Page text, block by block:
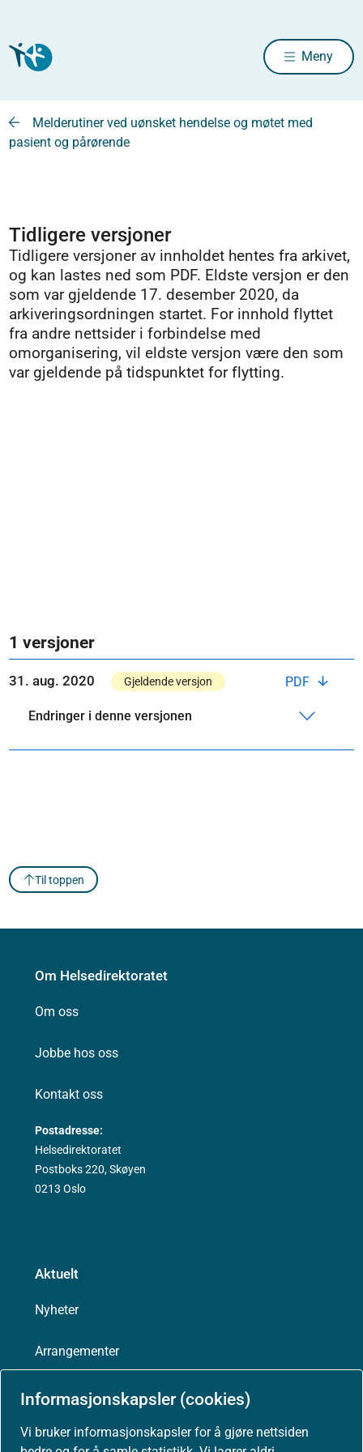
Informasjonskapsler (cookies)
Vi bruker informasjonskapsler for å gjøre nettsiden
Meny
Melderutiner ved uønsket hendelse og møtet med
pasient og pårørende
Tidligere versjoner
Tidligere versjoner av innholdet hentes fra arkivet,
og kan lastes ned som PDF. Eldste versjon er den
som var gjeldende 17. desember 2020, da
arkiveringsordningen startet. For innhold flyttet
fra andre nettsider i forbindelse med
omorganisering, vil eldste versjon være den som
var gjeldende på tidspunktet for flytting.
1 versjoner
PDF
31. aug. 2020 Gjeldende versjon
Endringer i denne versjonen
Til toppen
Om Helsedirektoratet
Om oss
Jobbe hos oss
Kontakt oss
Postadresse:
Helsedirektoratet
Postboks 220, Skøyen
0213 Oslo
Aktuelt
Nyheter
Arrangementer
Høringer
Presse